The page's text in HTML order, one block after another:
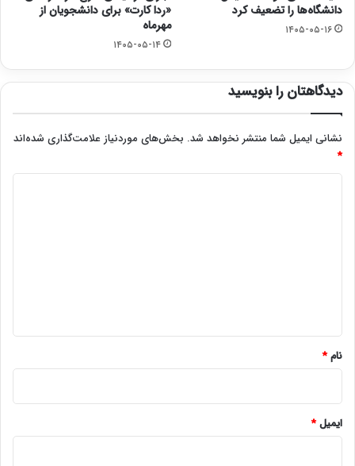
دانشگاه‌ها را تضعیف کرد
۱۴۰۵-۰۵-۱۶
«ردا کارت» برای دانشجویان از
مهرماه
۱۴۰۵-۰۵-۱۴
دیدگاهتان را بنویسید
نشانی ایمیل شما منتشر نخواهد شد. بخش‌های موردنیاز علامت‌گذاری شده‌اند
*
نام*
ایمیل*